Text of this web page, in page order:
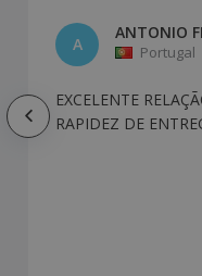
A
ANTONIO
Portugal
EXCELENTE
RAPIDEZ DE